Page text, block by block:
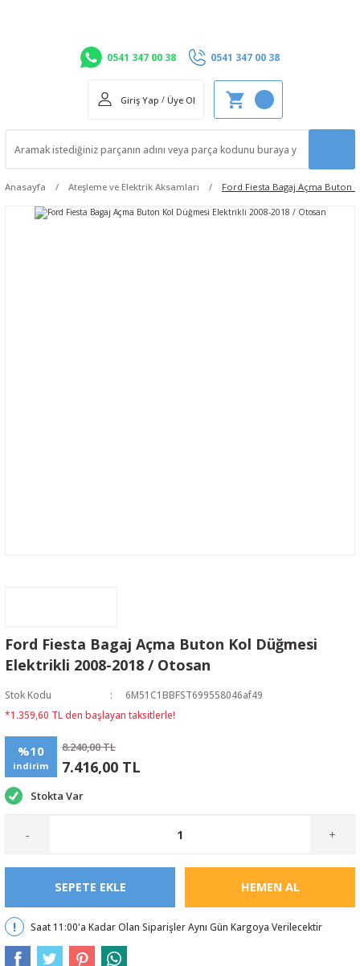
0541 347 00 38 0541 347 00 38
Giriş Yap / Üye Ol
Anasayfa Ateşleme ve Elektrik Aksamları Ford Fiesta Bagaj Açma Buton
Ford Fiesta Bagaj Açma Buton Kol Düğmesi
Elektrikli 2008-2018 / Otosan
Stok Kodu
6M51C1BBFST699558046af49
*1.359,60 TL den başlayan taksitlerle!
%10
indirim
8.240,00 TL
7.416,00 TL
Stokta Var
- +
SEPETE EKLE HEMEN AL
Saat 11:00'a Kadar Olan Siparişler Aynı Gün Kargoya Verilecektir